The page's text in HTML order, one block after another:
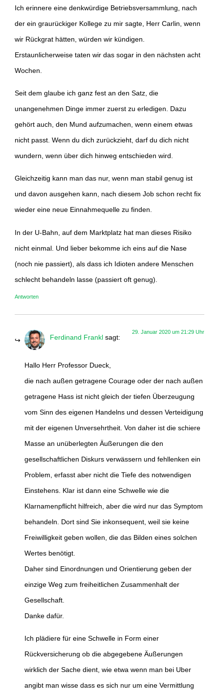
Ich erinnere eine denkwürdige Betriebsversammlung, nach
der ein graurückiger Kollege zu mir sagte, Herr Carlin, wenn
wir Rückgrat hätten, würden wir kündigen.
Erstaunlicherweise taten wir das sogar in den nächsten acht
Wochen.
Seit dem glaube ich ganz fest an den Satz, die
unangenehmen Dinge immer zuerst zu erledigen. Dazu
gehört auch, den Mund aufzumachen, wenn einem etwas
nicht passt. Wenn du dich zurückzieht, darf du dich nicht
wundern, wenn über dich hinweg entschieden wird.
Gleichzeitig kann man das nur, wenn man stabil genug ist
und davon ausgehen kann, nach diesem Job schon recht fix
wieder eine neue Einnahmequelle zu finden.
In der U-Bahn, auf dem Marktplatz hat man dieses Risiko
nicht einmal. Und lieber bekomme ich eins auf die Nase
(noch nie passiert), als dass ich Idioten andere Menschen
schlecht behandeln lasse (passiert oft genug).
Antworten
Ferdinand Frankl sagt:
29. Januar 2020 um 21:29 Uhr
Hallo Herr Professor Dueck,
die nach außen getragene Courage oder der nach außen
getragene Hass ist nicht gleich der tiefen Überzeugung
vom Sinn des eigenen Handelns und dessen Verteidigung
mit der eigenen Unversehrtheit. Von daher ist die schiere
Masse an unüberlegten Äußerungen die den
gesellschaftlichen Diskurs verwässern und fehllenken ein
Problem, erfasst aber nicht die Tiefe des notwendigen
Einstehens. Klar ist dann eine Schwelle wie die
Klarnamenpflicht hilfreich, aber die wird nur das Symptom
behandeln. Dort sind Sie inkonsequent, weil sie keine
Freiwilligkeit geben wollen, die das Bilden eines solchen
Wertes benötigt.
Daher sind Einordnungen und Orientierung geben der
einzige Weg zum freiheitlichen Zusammenhalt der
Gesellschaft.
Danke dafür.
Ich plädiere für eine Schwelle in Form einer
Rückversicherung ob die abgegebene Äußerungen
wirklich der Sache dient, wie etwa wenn man bei Uber
angibt man wisse dass es sich nur um eine Vermittlung